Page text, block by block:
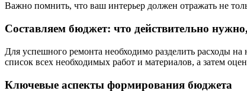
Важно помнить, что ваш интерьер должен отражать не
Составляем бюджет: что действительно
Для успешного ремонта необходимо разделить расходы
список всех необходимых работ и материалов, а затем
Ключевые аспекты формирования бюджета